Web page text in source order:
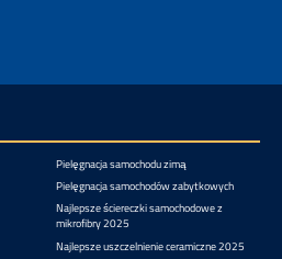
Pielęgnacja samochodu zimą
Pielęgnacja samochodów zabytkowych
Najlepsze ściereczki samochodowe z
mikrofibry 2025
Najlepsze uszczelnienie ceramiczne 2025